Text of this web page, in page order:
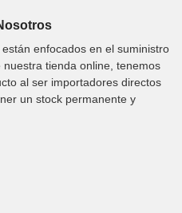
enfocados en el suministro
tienda online, tenemos
al ser importadores directos
un stock permanente y